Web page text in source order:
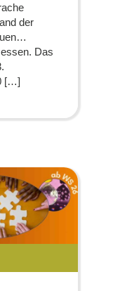
der
Das
[…]